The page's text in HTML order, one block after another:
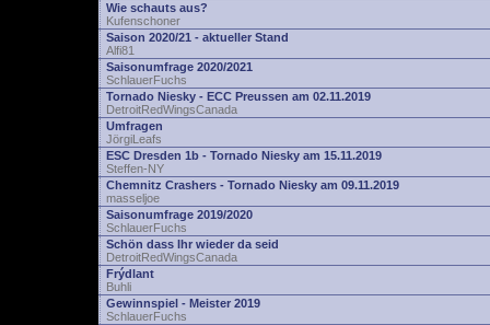
Wie schauts aus?
Kufenschoner
Saison 2020/21 - aktueller Stand
Alfi81
Saisonumfrage 2020/2021
SchlauerFuchs
Tornado Niesky - ECC Preussen am 02.11.2019
DetroitRedWingsCanada
Umfragen
JörgiLeafs
ESC Dresden 1b - Tornado Niesky am 15.11.2019
Steffen-NY
Chemnitz Crashers - Tornado Niesky am 09.11.2019
masseljoe
Saisonumfrage 2019/2020
SchlauerFuchs
Schön dass Ihr wieder da seid
DetroitRedWingsCanada
Frýdlant
Buhli
Gewinnspiel - Meister 2019
SchlauerFuchs